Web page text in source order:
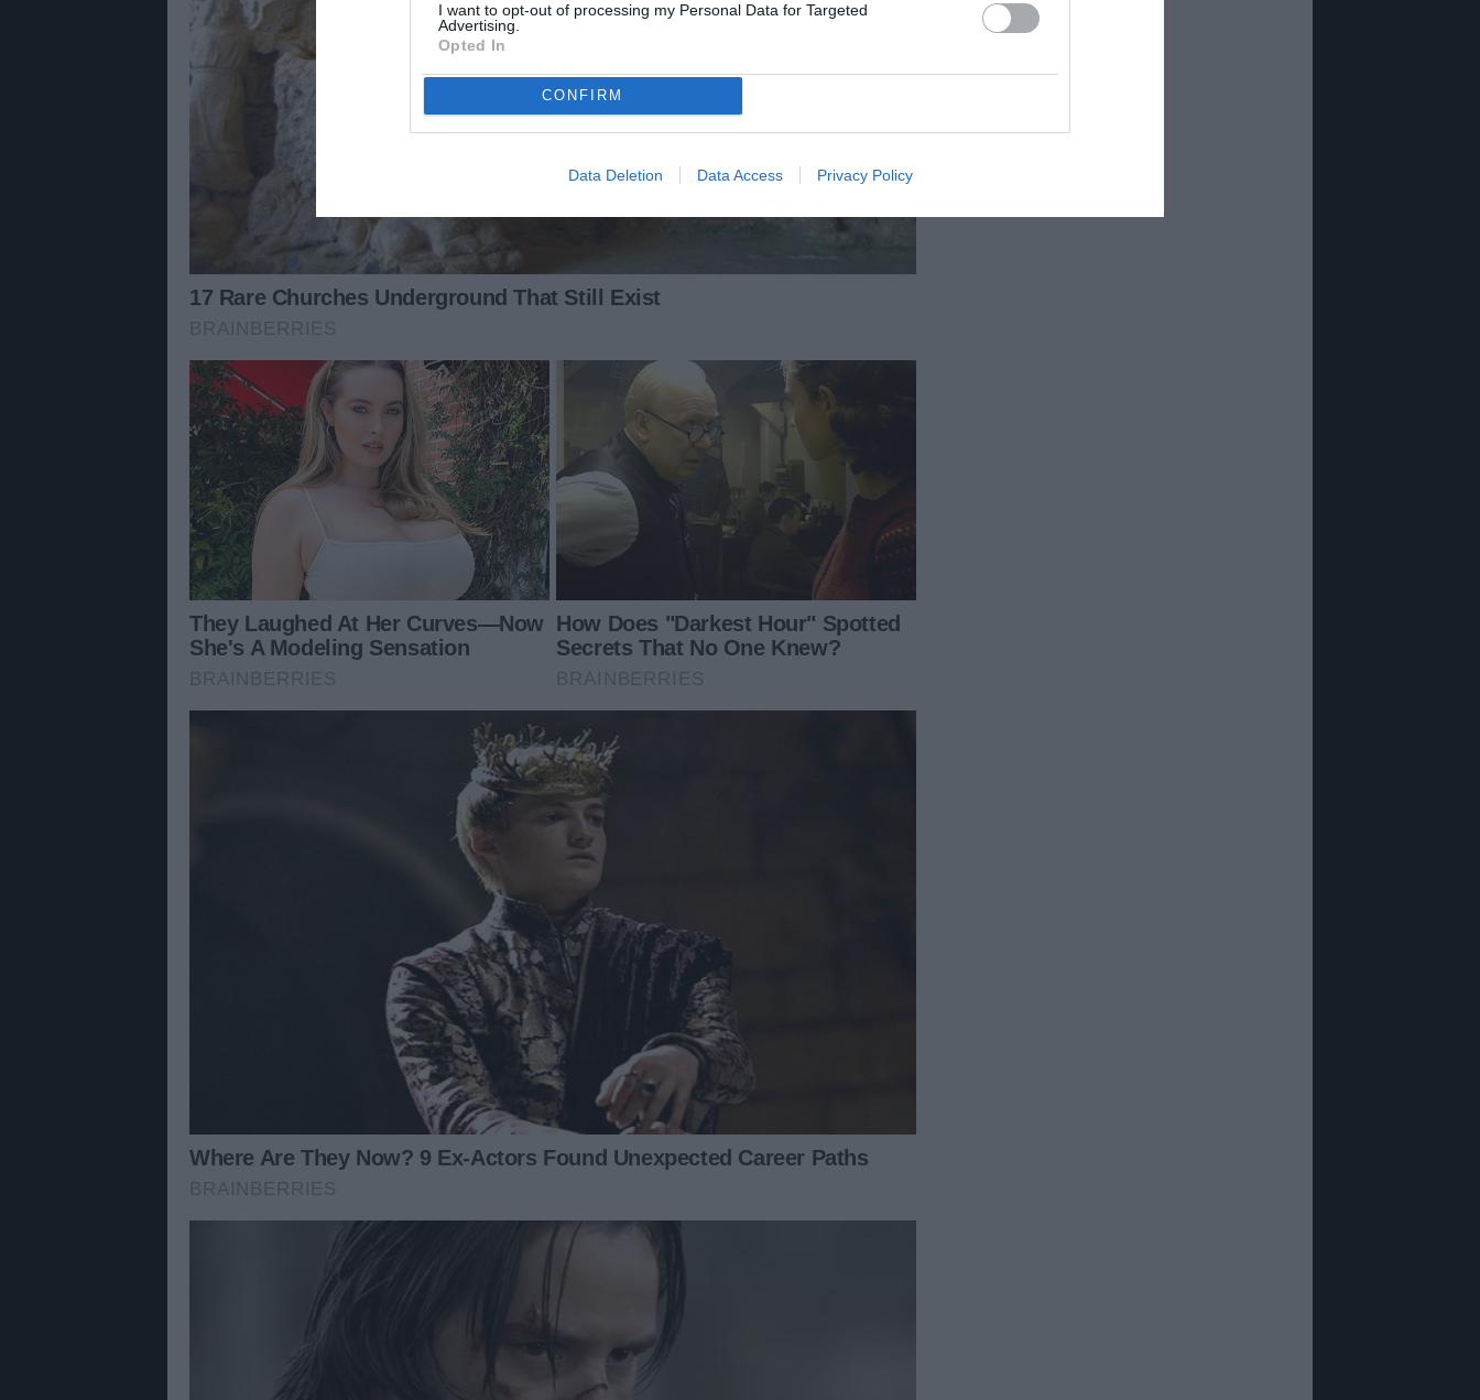
I want to opt-out of processing my Personal Data for Targeted
Advertising.
Opted In
CONFIRM
Data Deletion Data Access Privacy Policy